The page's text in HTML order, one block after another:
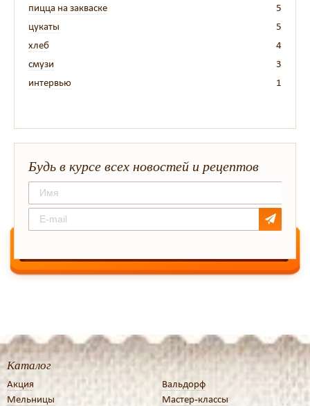
пицца на закваске
5
цукаты
5
хлеб
4
смузи
3
интервью
1
Будь в курсе всех новостей и рецептов
Каталог
Акция
Мельницы
Вальдорф
Мастер-классы